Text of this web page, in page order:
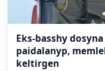
Eks-basshy
paidalanyp,
keltirgen